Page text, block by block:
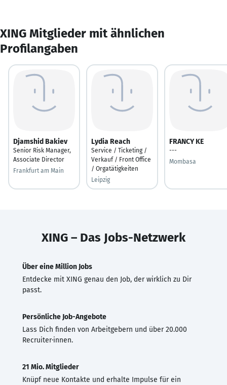
XING Mitglieder mit ähnlichen
Profilangaben
Djamshid Bakiev
Senior Risk Manager,
Associate Director
Frankfurt am Main
Lydia Reach
Service / Ticketing /
Verkauf / Front Office
/ Orgatätigkeiten
Leipzig
FRANCY KE
---
Mombasa
XING – Das Jobs-Netzwerk
Über eine Million Jobs
Entdecke mit XING genau den Job, der wirklich zu Dir
passt.
Persönliche Job-Angebote
Lass Dich finden von Arbeitgebern und über 20.000
Recruiter·innen.
21 Mio. Mitglieder
Knüpf neue Kontakte und erhalte Impulse für ein